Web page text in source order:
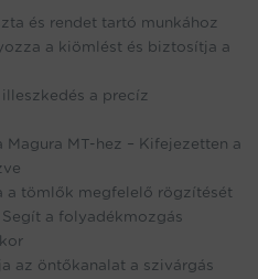
és rendet tartó munkához
a kiömlést és biztosítja a
a precíz
MT-hez – Kifejezetten a
a tömlők megfelelő rögzítését
a folyadékmozgás
az öntőkanalat a szivárgás